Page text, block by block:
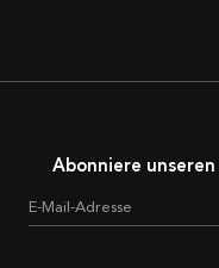
Abonniere
E-Mail-Adresse